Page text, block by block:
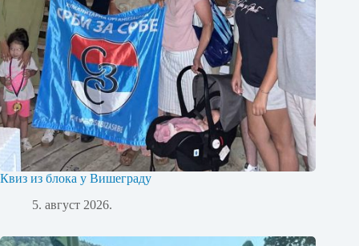
Квиз из блока у Вишеграду
5. август 2026.